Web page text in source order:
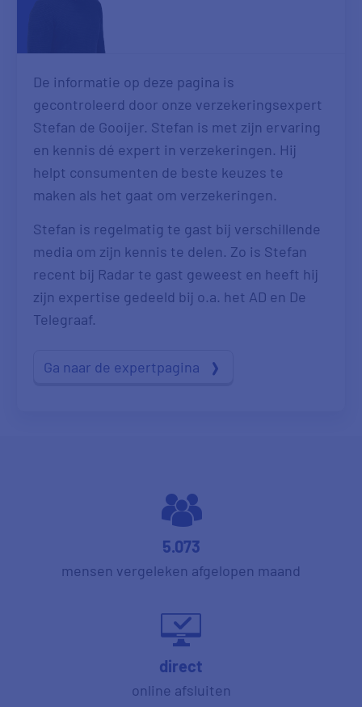
De informatie op deze pagina is
gecontroleerd door onze verzekeringsexpert
Stefan de Gooijer. Stefan is met zijn ervaring
en kennis dé expert in verzekeringen. Hij
helpt consumenten de beste keuzes te
maken als het gaat om verzekeringen.
Stefan is regelmatig te gast bij verschillende
media om zijn kennis te delen. Zo is Stefan
recent bij Radar te gast geweest en heeft hij
zijn expertise gedeeld bij o.a. het AD en De
Telegraaf.
Ga naar de expertpagina
5.073
mensen vergeleken afgelopen maand
direct
online afsluiten